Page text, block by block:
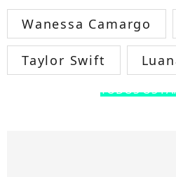
Wanessa Camargo
Taylor Swift
TODOS OS